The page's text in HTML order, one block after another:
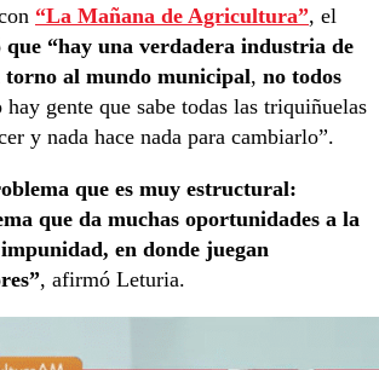
“La Mañana de Agricultura”, el
que “hay una verdadera industria de
al mundo municipal, no todos
hay gente que sabe todas las triquiñuelas
y nada hace nada para cambiarlo”.
que es muy estructural:
que da muchas oportunidades a la
en donde juegan
, afirmó Leturia.